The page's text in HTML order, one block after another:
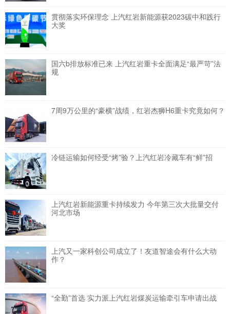
贯彻落实环保理念 上汽红岩新能源获2023碳中和践行
大奖
国六b排放标准已来 上汽红岩重卡全面满足“最严苛”法
规
7周9万公里的“豪横”战绩，红岩杰狮H6重卡究竟如何？
冷链运输如何经受“烤”验？上汽红岩冷藏车有“鲜”招
上汽红岩新能源重卡持续发力 今年第三次大批量交付
河北市场
上汽又一家科创公司成立了！友道智途会有什么大动
作？
“全勤”首选 实力派上汽红岩煤炭运输牵引车申请出战